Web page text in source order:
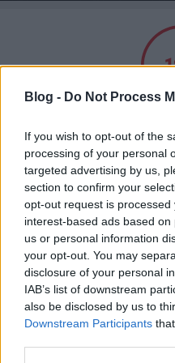
Blog - Do Not Process
If you wish to opt-out of the
processing of your personal
targeted advertising by us,
section to confirm your
opt-out request is
interest-based ads based
us or personal information
your opt-out. You may
disclosure of your personal
IAB’s list of downstream
also be disclosed by us to
Downstream Participants
ELMÚLTAM
MÉG NEM
más is
Ha felnőtt vagy, és
A világ legjobb
Címkék»néger
Az óvónéni
• 2022. március 23.
Az óvónéni a thaiföldi
munkahelyére. Pistike
milyen szép
óvónéninek! – Jaj,